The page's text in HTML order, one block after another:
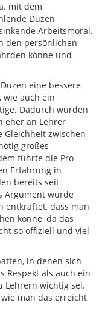
mit dem
Duzen
Arbeitsmoral.
den persönlichen
könne und
eine bessere
wie auch ein
Dadurch würden
eher an Lehrer
Gleichheit zwischen
großes
führte die Pro-
Erfahrung in
bereits seit
Argument wurde
entkräftet, dass man
könne, da das
so offiziell und viel
in denen sich
Respekt als auch ein
Lehrern wichtig sei.
man das erreicht